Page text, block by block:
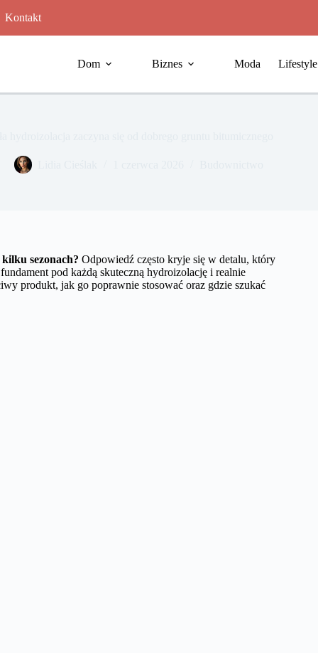
Kontakt
Dom Biznes Moda Lifestyle
sezonach? Odpowiedź często kryje się w detalu, który
pod każdą skuteczną hydroizolację i realnie
produkt, jak go poprawnie stosować oraz gdzie szukać